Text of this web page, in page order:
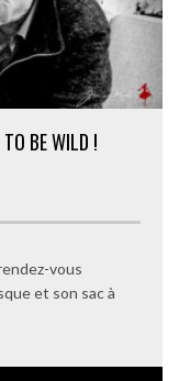
TO BE WILD !
vous
et son sac à